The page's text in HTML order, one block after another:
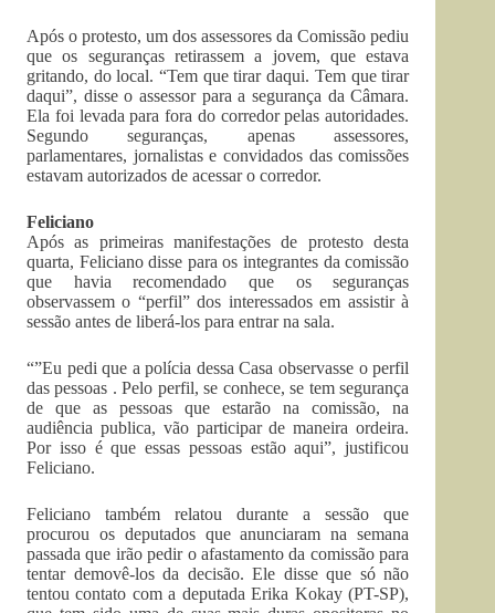
Após o protesto, um dos assessores da Comissão pediu
que os seguranças retirassem a jovem, que estava
gritando, do local. “Tem que tirar daqui. Tem que tirar
daqui”, disse o assessor para a segurança da Câmara.
Ela foi levada para fora do corredor pelas autoridades.
Segundo seguranças, apenas assessores,
parlamentares, jornalistas e convidados das comissões
estavam autorizados de acessar o corredor.
Feliciano
Após as primeiras manifestações de protesto desta
quarta, Feliciano disse para os integrantes da comissão
que havia recomendado que os seguranças
observassem o “perfil” dos interessados em assistir à
sessão antes de liberá-los para entrar na sala.
“”Eu pedi que a polícia dessa Casa observasse o perfil
das pessoas . Pelo perfil, se conhece, se tem segurança
de que as pessoas que estarão na comissão, na
audiência publica, vão participar de maneira ordeira.
Por isso é que essas pessoas estão aqui”, justificou
Feliciano.
Feliciano também relatou durante a sessão que
procurou os deputados que anunciaram na semana
passada que irão pedir o afastamento da comissão para
tentar demovê-los da decisão. Ele disse que só não
tentou contato com a deputada Erika Kokay (PT-SP),